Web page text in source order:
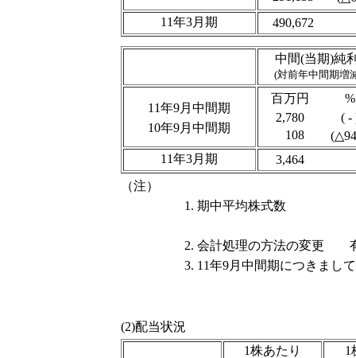
11年3月期
490,672
中間(当期)純
(対前年中間期増
11年9月中間期
10年9月中間期
百万円
%
2,780
( -
108
11年3月期
3,464
（注）
1. 期中平均株式数
2. 会計処理の方法の変更
3. 11年9月中間期につきまし
(2)配当状況
1株あたり
1